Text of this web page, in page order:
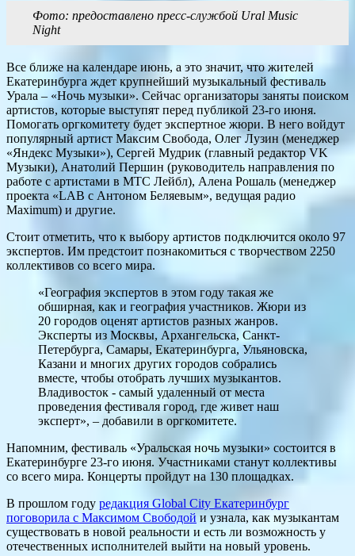
Фото: предоставлено пресс-службой Ural Music
Night
Все ближе на календаре июнь, а это значит, что жителей
Екатеринбурга ждет крупнейший музыкальный фестиваль
Урала – «Ночь музыки». Сейчас организаторы заняты поиском
артистов, которые выступят перед публикой 23-го июня.
Помогать оргкомитету будет экспертное жюри. В него войдут
популярный артист Максим Свобода, Олег Лузин (менеджер
«Яндекс Музыки»), Сергей Мудрик (главный редактор VK
Музыки), Анатолий Першин (руководитель направления по
работе с артистами в МТС Лейбл), Алена Рошаль (менеджер
проекта «LAB с Антоном Беляевым», ведущая радио
Maximum) и другие.
Стоит отметить, что к выбору артистов подключится около 97
экспертов. Им предстоит познакомиться с творчеством 2250
коллективов со всего мира.
«География экспертов в этом году такая же
обширная, как и география участников. Жюри из
20 городов оценят артистов разных жанров.
Эксперты из Москвы, Архангельска, Санкт-
Петербурга, Самары, Екатеринбурга, Ульяновска,
Казани и многих других городов собрались
вместе, чтобы отобрать лучших музыкантов.
Владивосток - самый удаленный от места
проведения фестиваля город, где живет наш
эксперт», – добавили в оргкомитете.
Напомним, фестиваль «Уральская ночь музыки» состоится в
Екатеринбурге 23-го июня. Участниками станут коллективы
со всего мира. Концерты пройдут на 130 площадках.
В прошлом году редакция Global City Екатеринбург
поговорила с Максимом Свободой и узнала, как музыкантам
существовать в новой реальности и есть ли возможность у
отечественных исполнителей выйти на новый уровень.